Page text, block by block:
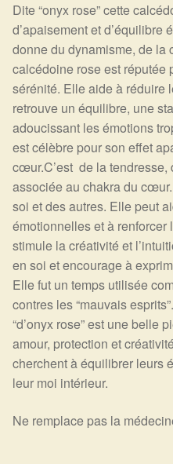
Dite “onyx rose” cette
d’apaisement et d’équilibre
donne du dynamisme, de la
calcédoine rose est réputée
sérénité. Elle aide à réduire
retrouve un équilibre, une
adoucissant les émotions
est célèbre pour son effet
cœur.C’est de la
associée au chakra du
soi et des autres. Elle peut
émotionnelles et à
stimule la créativité et
en soi et encourage à
Elle fut un temps utilisée
contres les “mauvais
“d’onyx rose” est une belle
amour, protection et
cherchent à équilibrer leurs
leur moi intérieur.
Ne remplace pas la